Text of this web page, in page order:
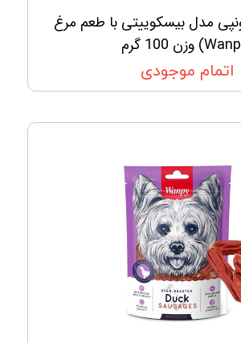
مدل بیسکوییتی با طعم مرغ
اتمام موجودی